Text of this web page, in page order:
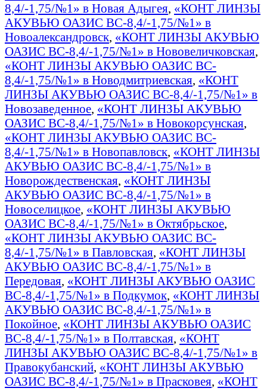
8,4/-1,75/№1» в Новая Адыгея, «КОНТ ЛИНЗЫ
АКУВЬЮ ОАЗИС BC-8,4/-1,75/№1» в
Новоалександровск, «КОНТ ЛИНЗЫ АКУВЬЮ
ОАЗИС BC-8,4/-1,75/№1» в Нововеличковская,
«КОНТ ЛИНЗЫ АКУВЬЮ ОАЗИС BC-
8,4/-1,75/№1» в Новодмитриевская, «КОНТ
ЛИНЗЫ АКУВЬЮ ОАЗИС BC-8,4/-1,75/№1» в
Новозаведенное, «КОНТ ЛИНЗЫ АКУВЬЮ
ОАЗИС BC-8,4/-1,75/№1» в Новокорсунская,
«КОНТ ЛИНЗЫ АКУВЬЮ ОАЗИС BC-
8,4/-1,75/№1» в Новопавловск, «КОНТ ЛИНЗЫ
АКУВЬЮ ОАЗИС BC-8,4/-1,75/№1» в
Новорождественская, «КОНТ ЛИНЗЫ
АКУВЬЮ ОАЗИС BC-8,4/-1,75/№1» в
Новоселицкое, «КОНТ ЛИНЗЫ АКУВЬЮ
ОАЗИС BC-8,4/-1,75/№1» в Октябрьское,
«КОНТ ЛИНЗЫ АКУВЬЮ ОАЗИС BC-
8,4/-1,75/№1» в Павловская, «КОНТ ЛИНЗЫ
АКУВЬЮ ОАЗИС BC-8,4/-1,75/№1» в
Передовая, «КОНТ ЛИНЗЫ АКУВЬЮ ОАЗИС
BC-8,4/-1,75/№1» в Подкумок, «КОНТ ЛИНЗЫ
АКУВЬЮ ОАЗИС BC-8,4/-1,75/№1» в
Покойное, «КОНТ ЛИНЗЫ АКУВЬЮ ОАЗИС
BC-8,4/-1,75/№1» в Полтавская, «КОНТ
ЛИНЗЫ АКУВЬЮ ОАЗИС BC-8,4/-1,75/№1» в
Правокубанский, «КОНТ ЛИНЗЫ АКУВЬЮ
ОАЗИС BC-8,4/-1,75/№1» в Прасковея, «КОНТ